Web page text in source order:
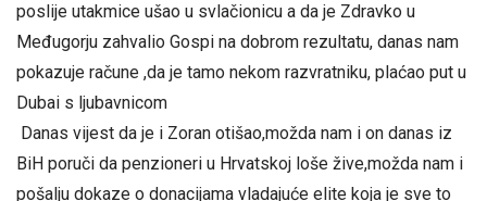
poslije utakmice ušao u svlačionicu a da je Zdravko u
Međugorju zahvalio Gospi na dobrom rezultatu, danas nam
pokazuje račune ,da je tamo nekom razvratniku, plaćao put u
Dubai s ljubavnicom
Danas vijest da je i Zoran otišao,možda nam i on danas iz
BiH poruči da penzioneri u Hrvatskoj loše žive,možda nam i
pošalju dokaze o donacijama vladajuće elite koja je sve to